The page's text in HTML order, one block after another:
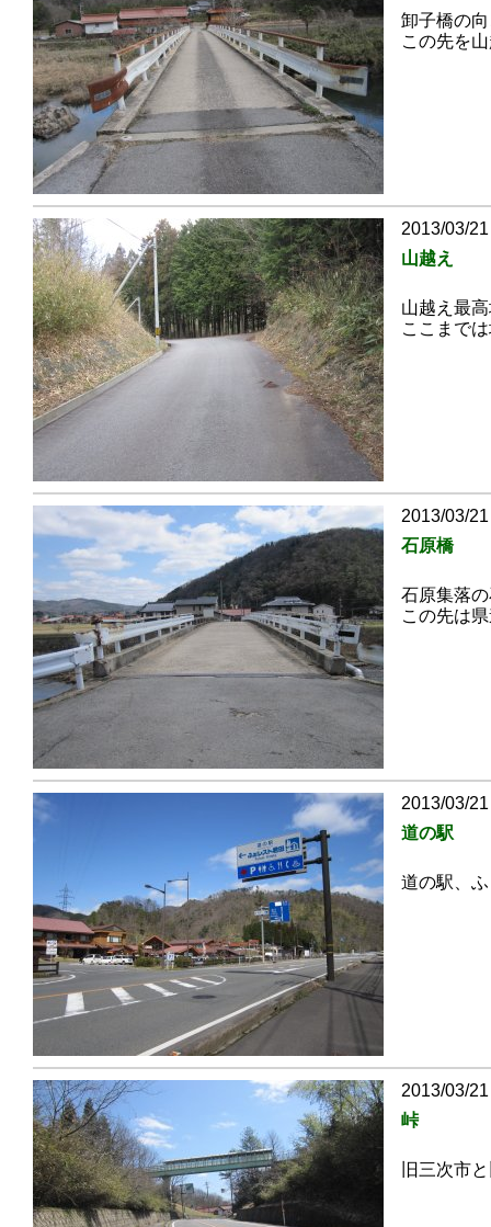
卸子橋の
この先を
2013/03/
山越え
山越え最
ここまで
2013/03/
石原橋
石原集落
この先は
2013/03/
道の駅
道の駅、
2013/03/
峠
旧三次市